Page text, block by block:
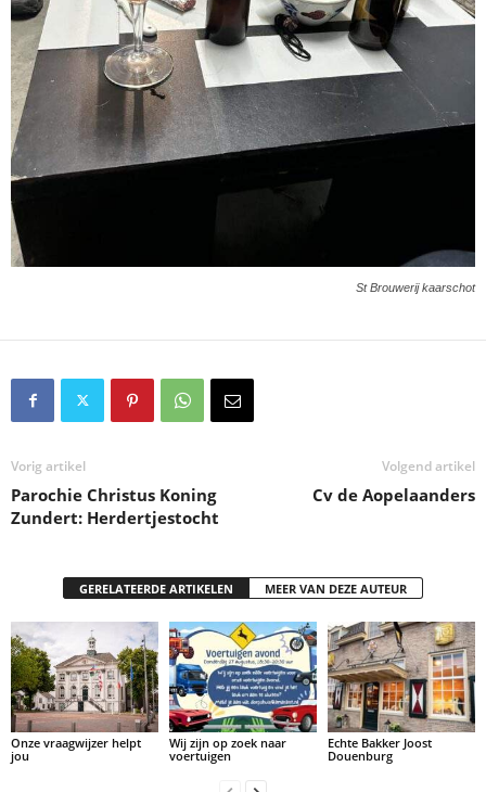
St Brouwerij kaarschot
Vorig artikel
Parochie Christus Koning
Zundert: Herdertjestocht
Volgend artikel
Cv de Aopelaanders
GERELATEERDE ARTIKELEN MEER VAN DEZE AUTEUR
Onze vraagwijzer helpt
jou
Wij zijn op zoek naar
voertuigen
Echte Bakker Joost
Douenburg